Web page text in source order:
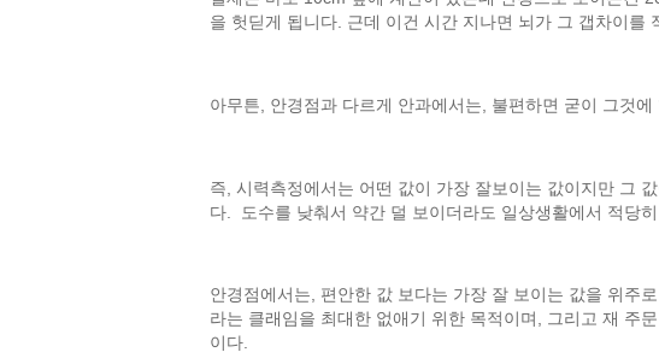
을 헛딛게 됩니다. 근데 이건 시간 지나면 뇌가 그 갭차이를
아무튼, 안경점과 다르게 안과에서는, 불편하면 굳이 그것
즉, 시력측정에서는 어떤 값이 가장 잘보이는 값이지만 그
다. 도수를 낮춰서 약간 덜 보이더라도 일상생활에서 적당
안경점에서는, 편안한 값 보다는 가장 잘 보이는 값을 위주
라는 클래임을 최대한 없애기 위한 목적이며, 그리고 재 주
이다.